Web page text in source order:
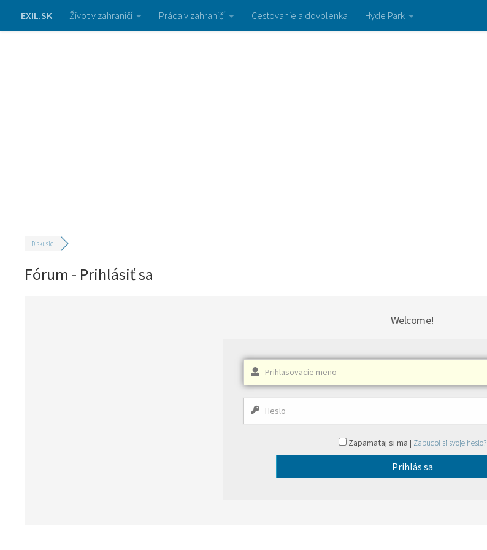
EXIL.SK Život v zahraničí Práca v zahraničí Cestovanie a dovolenka Hyde Park
Diskusie
Fórum - Prihlásiť sa
Welcome!
Zapamätaj si ma | Zabudol si svoje heslo?